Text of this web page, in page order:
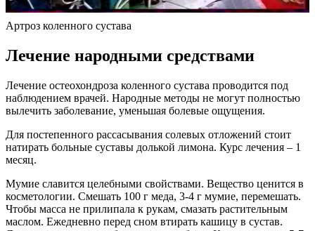
Артроз коленного сустава
Лечение народными средствами
Лечение остеохондроза коленного сустава проводится под
наблюдением врачей. Народные методы не могут полностью
вылечить заболевание, уменьшая болевые ощущения.
Для постепенного рассасывания солевых отложений стоит
натирать больные суставы долькой лимона. Курс лечения – 1
месяц.
Мумие славится целебными свойствами. Вещество ценится в
косметологии. Смешать 100 г меда, 3-4 г мумие, перемешать.
Чтобы масса не прилипала к рукам, смазать растительным
маслом. Ежедневно перед сном втирать кашицу в сустав.